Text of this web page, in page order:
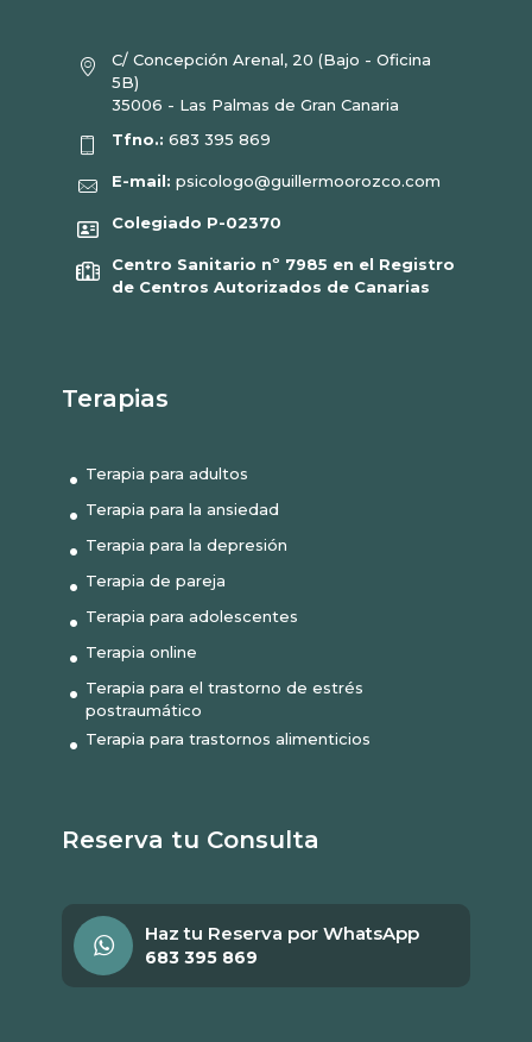
C/ Concepción Arenal, 20 (Bajo - Oficina
5B)
35006 - Las Palmas de Gran Canaria
Tfno.: 683 395 869
E-mail: psicologo@guillermoorozco.com
Colegiado P-02370
Centro Sanitario nº 7985 en el Registro
de Centros Autorizados de Canarias
Terapias
Terapia para adultos
Terapia para la ansiedad
Terapia para la depresión
Terapia de pareja
Terapia para adolescentes
Terapia online
Terapia para el trastorno de estrés
postraumático
Terapia para trastornos alimenticios
Reserva tu Consulta
Haz tu Reserva por WhatsApp
683 395 869